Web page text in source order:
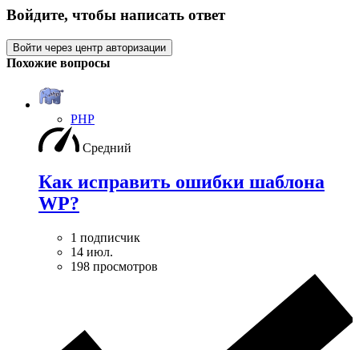
Войдите, чтобы написать ответ
Войти через центр авторизации
Похожие вопросы
PHP
Средний
Как исправить ошибки шаблона
WP?
1 подписчик
14 июл.
198 просмотров